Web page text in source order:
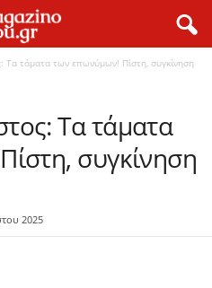
Τα τάματα των επωνύμων! Πίστη, συγκίνηση
Τα τάματα
συγκίνηση
2025